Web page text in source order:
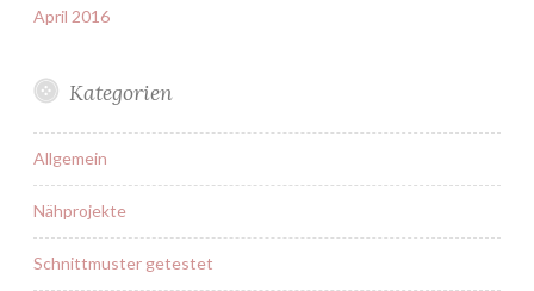
April 2016
Kategorien
Allgemein
Nähprojekte
Schnittmuster getestet